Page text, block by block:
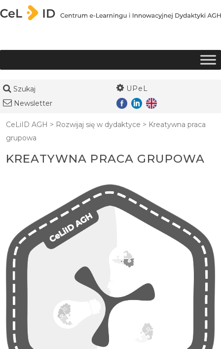
Przejdź do treści
Szukaj
UPeL
Newsletter
CeLiID AGH > Rozwijaj się w dydaktyce > Kreatywna praca
grupowa
KREATYWNA PRACA GRUPOWA